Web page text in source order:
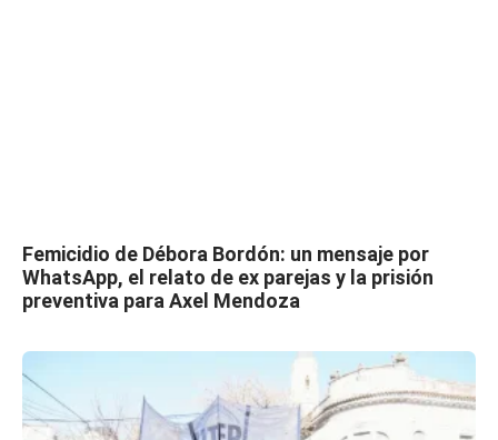
Femicidio de Débora Bordón: un mensaje por
WhatsApp, el relato de ex parejas y la prisión
preventiva para Axel Mendoza